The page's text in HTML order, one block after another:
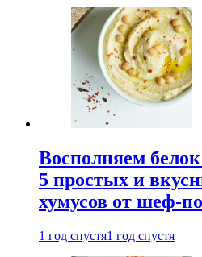
Восполняем
5 простых и
хумусов от шеф-
1 год спустя1 год спустя